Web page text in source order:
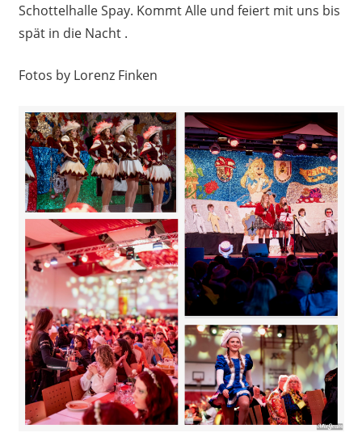
Schottelhalle Spay. Kommt Alle und feiert mit uns bis
spät in die Nacht .
Fotos by Lorenz Finken